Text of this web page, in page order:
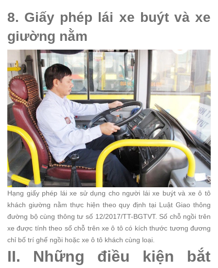
8. Giấy phép lái xe buýt và xe
giường nằm
Hạng giấy phép lái xe sử dụng cho người lái xe buýt và xe ô tô
khách giường nằm thực hiện theo quy định tại Luật Giao thông
đường bộ cùng thông tư số 12/2017/TT-BGTVT. Số chỗ ngồi trên
xe được tính theo số chỗ trên xe ô tô có kích thước tương đương
chỉ bố trí ghế ngồi hoặc xe ô tô khách cùng loại.
II. Những điều kiện bắt